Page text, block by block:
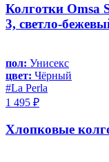
Колготки Omsa
3, светло-
пол: Унисекс
цвет: Чёрный
#La Perla
1 495 ₽
Хлопковые